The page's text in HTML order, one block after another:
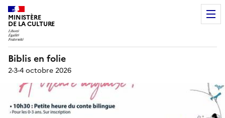
MINISTÈRE
DE LA CULTURE
Biblis en folie
2-3-4 octobre 2026